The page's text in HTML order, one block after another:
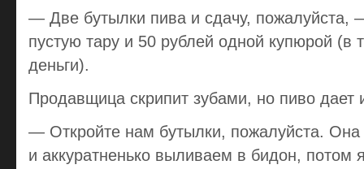
— Две бутылки пива и сдачу, пожалуйста,
пустую тару и 50 рублей одной купюрой (в
деньги).
Продавщица скрипит зубами, но пиво дает
— Откройте нам бутылки, пожалуйста.
и аккуратненько выливаем в бидон, потом